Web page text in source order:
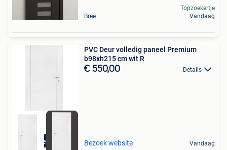
Bree
Topzoekertje
Vandaag
Direct leverbaar
PVC Deur volledig paneel Premium
b98xh215 cm wit R
€ 550,00 Details
Bezoek website Vandaag